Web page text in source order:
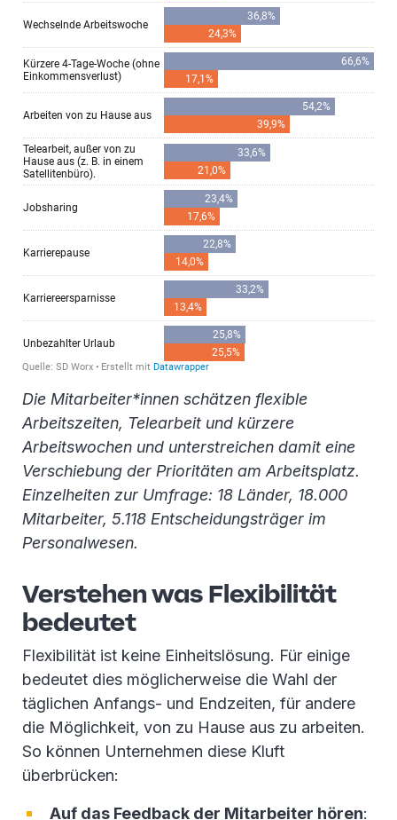
Die Mitarbeiter*innen schätzen flexible
Arbeitszeiten, Telearbeit und kürzere
Arbeitswochen und unterstreichen damit eine
Verschiebung der Prioritäten am Arbeitsplatz.
Einzelheiten zur Umfrage: 18 Länder, 18.000
Mitarbeiter, 5.118 Entscheidungsträger im
Personalwesen.
Verstehen was Flexibilität
bedeutet
Flexibilität ist keine Einheitslösung. Für einige
bedeutet dies möglicherweise die Wahl der
täglichen Anfangs- und Endzeiten, für andere
die Möglichkeit, von zu Hause aus zu arbeiten.
So können Unternehmen diese Kluft
überbrücken:
Auf das Feedback der Mitarbeiter hören: